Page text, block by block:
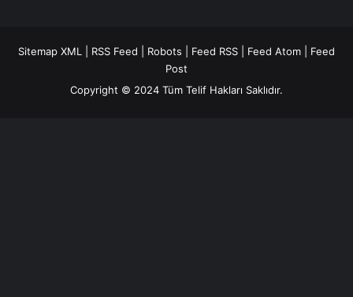
Sitemap XML RSS Feed Robots Feed RSS Feed Atom
Feed
Post
Copyright © 2024 Tüm Telif Hakları Saklıdır.